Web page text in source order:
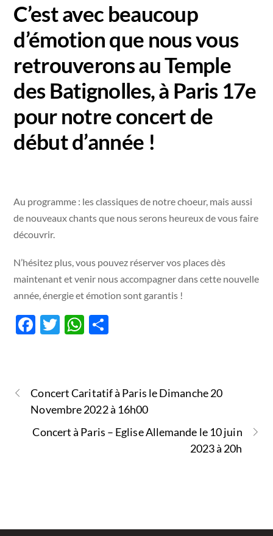
C’est avec beaucoup
d’émotion que nous vous
retrouverons au Temple
des Batignolles, à Paris 17e
pour notre concert de
début d’année !
Au programme : les classiques de notre choeur, mais aussi
de nouveaux chants que nous serons heureux de vous faire
découvrir.
N’hésitez plus, vous pouvez réserver vos places dès
maintenant et venir nous accompagner dans cette nouvelle
année, énergie et émotion sont garantis !
F
b
o
o
k
T
er
W
s
A
p
p
g
er
Concert Caritatif à Paris le Dimanche 20
Novembre 2022 à 16h00
Concert à Paris – Eglise Allemande le 10 juin
2023 à 20h